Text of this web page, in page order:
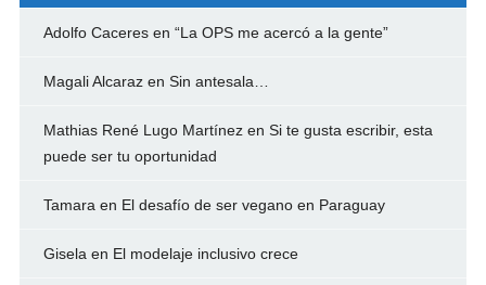
Adolfo Caceresen “La OPS me acercó a la gente”
Magali Alcarazen Sin antesala…
Mathias René Lugo Martínezen Si te gusta escribir, esta
puede ser tu oportunidad
Tamara en El desafío de ser vegano en Paraguay
Gisela en El modelaje inclusivo crece